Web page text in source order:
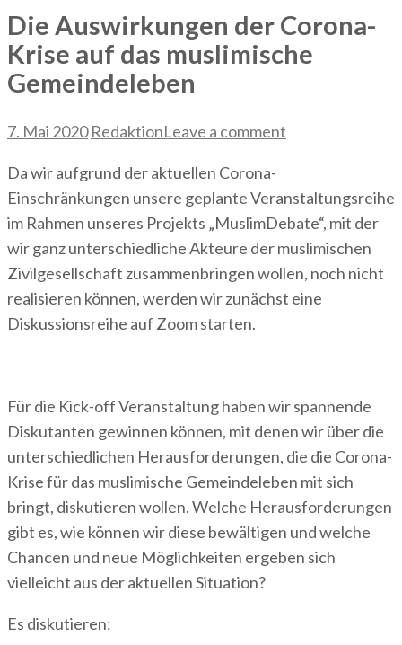
Die Auswirkungen der Corona-
Krise auf das muslimische
Gemeindeleben
7. Mai 2020 RedaktionLeave a comment
Da wir aufgrund der aktuellen Corona-
Einschränkungen unsere geplante Veranstaltungsreihe
im Rahmen unseres Projekts „MuslimDebate“, mit der
wir ganz unterschiedliche Akteure der muslimischen
Zivilgesellschaft zusammenbringen wollen, noch nicht
realisieren können, werden wir zunächst eine
Diskussionsreihe auf Zoom starten.
Für die Kick-off Veranstaltung haben wir spannende
Diskutanten gewinnen können, mit denen wir über die
unterschiedlichen Herausforderungen, die die Corona-
Krise für das muslimische Gemeindeleben mit sich
bringt, diskutieren wollen. Welche Herausforderungen
gibt es, wie können wir diese bewältigen und welche
Chancen und neue Möglichkeiten ergeben sich
vielleicht aus der aktuellen Situation?
Es diskutieren: